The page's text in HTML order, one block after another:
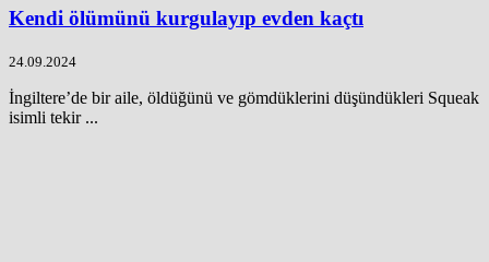
Kendi ölümünü kurgulayıp evden kaçtı
24.09.2024
İngiltere’de bir aile, öldüğünü ve gömdüklerini düşündükleri Squeak
isimli tekir ...